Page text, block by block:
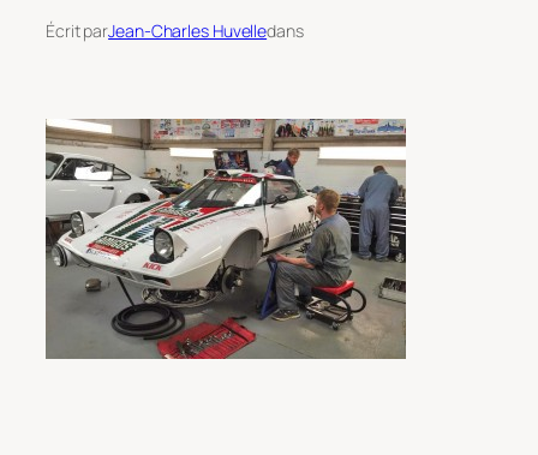
Écrit parJean-Charles Huvelledans